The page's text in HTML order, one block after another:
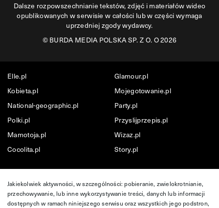
Dalsze rozpowszechnianie tekstów, zdjęć i materiałów wideo
opublikowanych w serwisie w całości lub w części wymaga
uprzedniej zgody wydawcy.
©BURDA MEDIA POLSKA SP. Z O. O 2026
Elle.pl
Glamour.pl
Kobieta.pl
Mojegotowanie.pl
National-geographic.pl
Party.pl
Polki.pl
Przyslijprzepis.pl
Mamotoja.pl
Wizaz.pl
Cocolita.pl
Story.pl
Jakiekolwiek aktywności, w szczególności: pobieranie, zwielokrotnianie,
przechowywanie, lub inne wykorzystywanie treści, danych lub informacji
dostępnych w ramach niniejszego serwisu oraz wszystkich jego podstron,